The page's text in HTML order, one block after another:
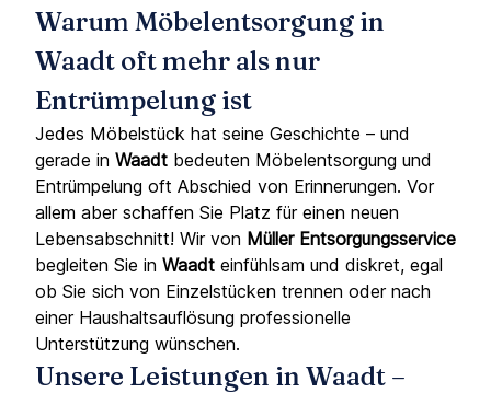
Warum Möbelentsorgung in
Waadt oft mehr als nur
Entrümpelung ist
Jedes Möbelstück hat seine Geschichte – und
gerade in Waadt bedeuten Möbelentsorgung und
Entrümpelung oft Abschied von Erinnerungen. Vor
allem aber schaffen Sie Platz für einen neuen
Lebensabschnitt! Wir von Müller Entsorgungsservice
begleiten Sie in Waadt einfühlsam und diskret, egal
ob Sie sich von Einzelstücken trennen oder nach
einer Haushaltsauflösung professionelle
Unterstützung wünschen.
Unsere Leistungen in Waadt –